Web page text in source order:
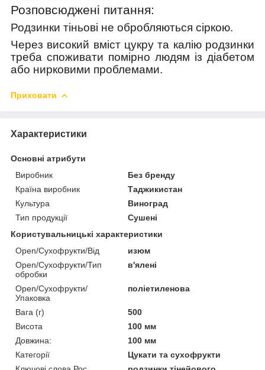
Розповсюджені питання:
Родзинки тіньові не обробляються сіркою.
Через високий вміст цукру та калію родзинки
треба споживати помірно людям із діабетом
або нирковими проблемами.
Приховати
Характеристики
Основні атрибути
Виробник
Без бренду
Країна виробник
Таджикистан
Культура
Виноград
Тип продукції
Сушені
Користувальницькі характеристики
Open/Сухофрукти/Від
изюм
Open/Сухофрукти/Тип
обробки
в'ялені
Open/Сухофрукти/
Упаковка
поліетиленова
Вага (г)
500
Висота
100 мм
Довжина:
100 мм
Категорії
Цукати та сухофрукти